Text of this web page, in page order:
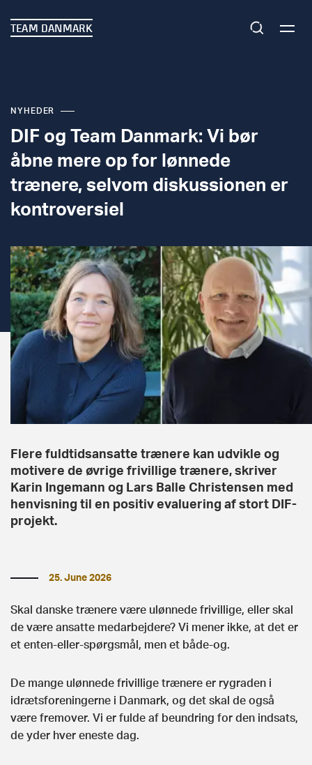
TEAM DANMARK
NYHEDER
DIF og Team Danmark: Vi bør
åbne mere op for lønnede
trænere, selvom diskussionen er
kontroversiel
Flere fuldtidsansatte trænere kan udvikle og
motivere de øvrige frivillige trænere, skriver
Karin Ingemann og Lars Balle Christensen med
henvisning til en positiv evaluering af stort DIF-
projekt.
25. June 2026
Skal danske trænere være ulønnede frivillige, eller skal
de være ansatte medarbejdere? Vi mener ikke, at det er
et enten-eller-spørgsmål, men et både-og.
De mange ulønnede frivillige trænere er rygraden i
idrætsforeningerne i Danmark, og det skal de også
være fremover. Vi er fulde af beundring for den indsats,
de yder hver eneste dag.